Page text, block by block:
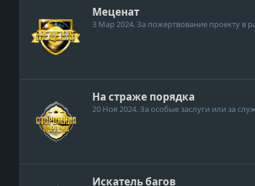
Меценат
3 Мар 2024. За пожертвование проекту в
На страже порядка
20 Ноя 2024. За особые заслуги или за
Искатель багов